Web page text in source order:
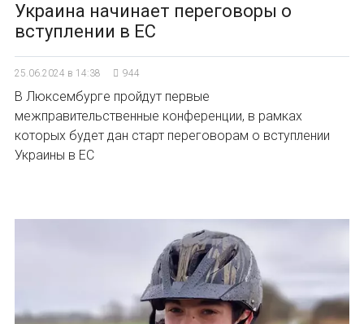
Украина начинает переговоры о
вступлении в ЕС
25.06.2024 в 14:38 944
В Люксембурге пройдут первые
межправительственные конференции, в рамках
которых будет дан старт переговорам о вступлении
Украины в ЕС